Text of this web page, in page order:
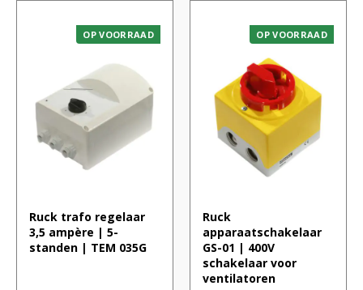
OP VOORRAAD
Ruck trafo regelaar
3,5 ampère | 5-
standen | TEM 035G
OP VOORRAAD
Ruck
apparaatschakelaar
GS-01 | 400V
schakelaar voor
ventilatoren